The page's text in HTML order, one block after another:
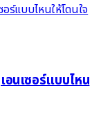
นเซอร์แบบไหน